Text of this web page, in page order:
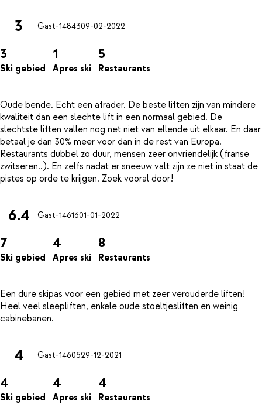
3 Gast-1484309-02-2022
3
Ski gebied
1
Apres ski
5
Restaurants
Oude bende. Echt een afrader. De beste liften zijn van mindere
kwaliteit dan een slechte lift in een normaal gebied. De
slechtste liften vallen nog net niet van ellende uit elkaar. En daar
betaal je dan 30% meer voor dan in de rest van Europa.
Restaurants dubbel zo duur, mensen zeer onvriendelijk (franse
zwitseren..). En zelfs nadat er sneeuw valt zijn ze niet in staat de
6.4 Gast-1461601-01-2022
7
Ski gebied
4
Apres ski
8
Restaurants
Een dure skipas voor een gebied met zeer verouderde liften!
Heel veel sleepliften, enkele oude stoeltjesliften en weinig
4 Gast-1460529-12-2021
4
Ski gebied
4
Apres ski
4
Restaurants